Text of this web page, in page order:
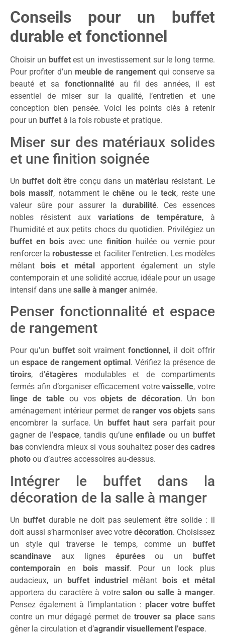
Conseils pour un buffet
durable et fonctionnel
Choisir un buffetest un investissement sur le long terme.
Pour profiter d’un meuble de rangement qui conserve sa
beauté et sa fonctionnalitéau fil des années, il est
essentiel de miser sur la qualité, l’entretien et une
conception bien pensée. Voici les points clés à retenir
pour un buffet à la fois robuste et pratique.
Miser sur des matériaux solides
et une finition soignée
Un buffet doitêtre conçu dans un matériau résistant. Le
bois massif, notamment lechêne ou le teck, reste une
valeur sûre pour assurer la durabilité. Ces essences
nobles résistent aux variations de température, à
l’humidité et aux petits chocs du quotidien. Privilégiez un
buffet en bois avec une finition huilée ou vernie pour
renforcer la robustesse et faciliter l’entretien. Les modèles
mêlant bois et métalapportent également un style
contemporain et une solidité accrue, idéale pour un usage
intensif dans une salle à manger animée.
Penser fonctionnalité et espace
de rangement
Pour qu’un buffetsoit vraimentfonctionnel , il doit offrir
un espace de rangement optimal . Vérifiez la présence de
tiroirs, d’étagères modulables et de compartiments
fermés afin d’organiser efficacement votrevaisselle, votre
linge de table ou vosobjets de décoration. Un bon
aménagement intérieur permet de ranger vos objets sans
encombrer la surface. Un
buffet hautsera parfait pour
gagner de l’espace, tandis qu’uneenfilade ou un buffet
bas conviendra mieux si vous souhaitez poser des cadres
photo ou d’autres accessoires au-dessus.
Intégrer le buffet dans la
décoration de la salle à manger
Un buffetdurable ne doit pas seulement être solide : il
doit aussi s’harmoniser avec votre décoration. Choisissez
un style qui traverse le temps, comme un buffet
scandinave aux lignes épuréesou un buffet
contemporain en bois massif. Pour un look plus
audacieux, un buffet industrielmêlant bois et métal
apportera du caractère à votresalon ou salle à manger.
Pensez également à l’implantation : placer votre buffet
contre un mur dégagé permet de trouver sa placesans
gêner la circulation et d’agrandir visuellement l’espace.